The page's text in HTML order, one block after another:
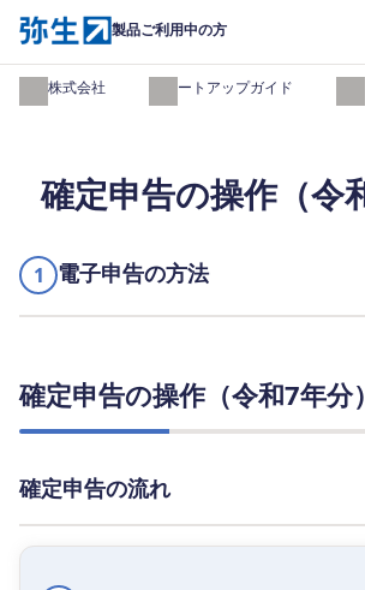
製品ご利用中の方
弥生株式会社 スタートアップガイド や
確定申告の操作（令
1 電子申告の方法
確定申告の操作（令和7年分
確定申告の流れ